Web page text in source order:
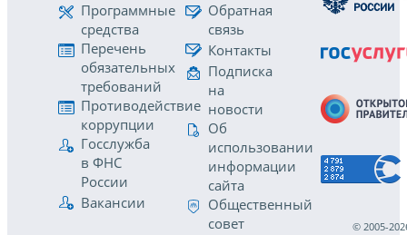
Программные
средства
Перечень
обязательных
требований
Противодействие
коррупции
Госслужба
в ФНС
России
Вакансии
Обратная
связь
Контакты
Подписка
на
новости
Об
использовании
информации
сайта
Общественный
совет
© 2005-